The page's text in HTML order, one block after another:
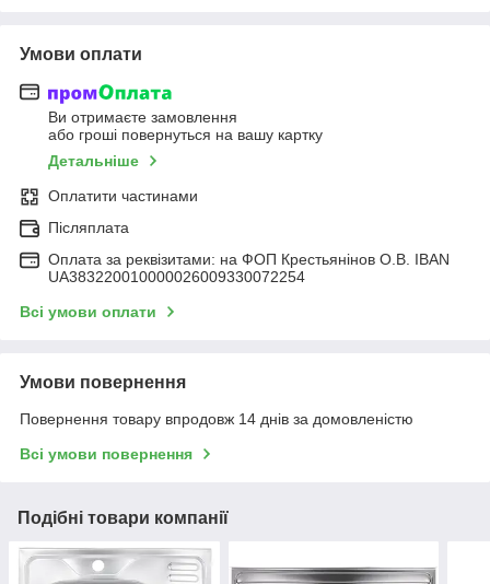
Умови оплати
Ви отримаєте замовлення
або гроші повернуться на вашу картку
Детальніше
Оплатити частинами
Післяплата
Оплата за реквізитами: на ФОП Крестьянінов О.В. IBAN
UA383220010000026009330072254
Всі умови оплати
Умови повернення
Повернення товару впродовж 14 днів за домовленістю
Всі умови повернення
Подібні товари компанії